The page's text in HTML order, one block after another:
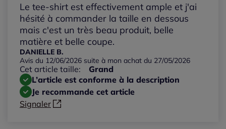
Le tee-shirt est effectivement ample et j'ai
hésité à commander la taille en dessous
mais c'est un très beau produit, belle
matière et belle coupe.
DANIELLE B.
Avis du 12/06/2026 suite à mon achat du 27/05/2026
Cet article taille:
Grand
L’article est conforme à la description
Je recommande cet article
Signaler